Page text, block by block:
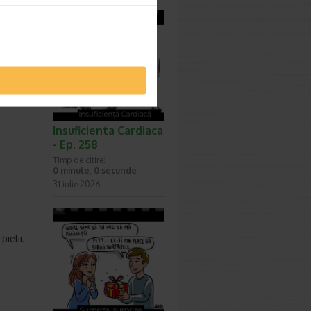
Insuficienta Cardiaca
- Ep. 258
Timp de citire:
0 minute, 0 secunde
31 iulie 2026